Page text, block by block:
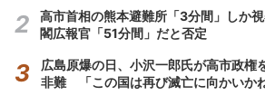
高市首相の熊本避難所「3分間」しか
閣広報官「51分間」だと否定
広島原爆の日、小沢一郎氏が高市政権
非難 「この国は再び滅亡に向かいか